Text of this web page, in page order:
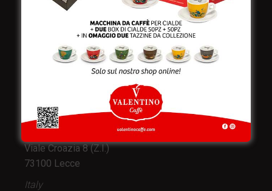
e produzione:
Viale Croazia 8 (Z.I.)
73100 Lecce
Italy